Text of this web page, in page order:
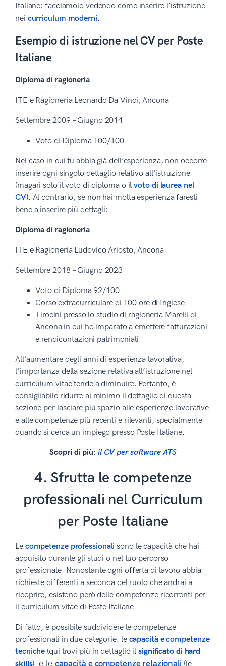
Italiane: facciamolo vedendo come inserire l’istruzione
nei curriculum moderni.
Esempio di istruzione nel CV per Poste
Italiane
Diploma di ragioneria
ITE e Ragioneria Leonardo Da Vinci, Ancona
Settembre 2009 – Giugno 2014
Voto di Diploma 100/100
Nel caso in cui tu abbia già dell’esperienza, non occorre
inserire ogni singolo dettaglio relativo all’istruzione
(magari solo il voto di diploma o ilvoto di laurea nel
CV). Al contrario, se non hai molta esperienza faresti
bene a inserire più dettagli:
Diploma di ragioneria
ITE e Ragioneria Ludovico Ariosto, Ancona
Settembre 2018 – Giugno 2023
Voto di Diploma 92/100
Corso extracurriculare di 100 ore di Inglese.
Tirocini presso lo studio di ragioneria Marelli di
Ancona in cui ho imparato a emettere fatturazioni
e rendicontazioni patrimoniali.
All’aumentare degli anni di esperienza lavorativa,
l’importanza della sezione relativa all’istruzione nel
curriculum vitae tende a diminuire. Pertanto, è
consigliabile ridurre al minimo il dettaglio di questa
sezione per lasciare più spazio alle esperienze lavorative
e alle competenze più recenti e rilevanti, specialmente
quando si cerca un impiego presso Poste Italiane.
Scopri di più: il CV per software ATS
4. Sfrutta le competenze
professionali nel Curriculum
per Poste Italiane
Le competenze professionali sono le capacità che hai
acquisito durante gli studi o nel tuo percorso
professionale. Nonostante ogni offerta di lavoro abbia
richieste differenti a seconda del ruolo che andrai a
ricoprire, esistono però delle competenze ricorrenti per
il curriculum vitae di Poste Italiane.
Di fatto, è possibile suddividere le competenze
professionali in due categorie: le capacità e competenze
tecniche (qui trovi più in dettaglio ilsignificato di hard
skills) e le capacità e competenze relazionali (le